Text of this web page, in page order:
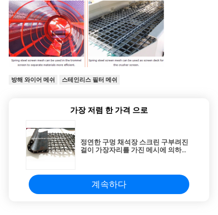
방해 와이어 메쉬 스테인리스 필터 메쉬
가장 저렴 한 가격 으로
정연한 구멍 채석장 스크린 구부려진
걸이 가장자리를 가진 메시에 의하여
계속하다